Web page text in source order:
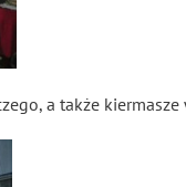
a także